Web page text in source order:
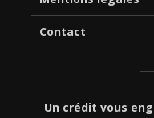
Contact
Un crédit vous